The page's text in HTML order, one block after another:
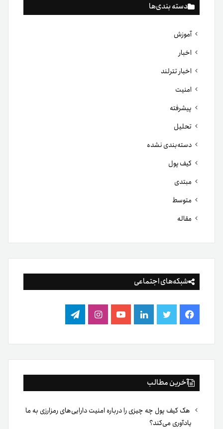
دسته بندی‌ها
آموزش
اخبار
اخبار تترلند
امنیت
پیشرفته
تحلیل
دسته‌بندی نشده
کیف پول
مبتدی
متوسط
مقاله
شبکه‌های اجتماعی
فیس
بوک
توییتر لینکدینیوتیوباینستاگرام
تلگرام
آخرین مطالب
هک کیف پول چه چیزی را درباره امنیت دارایی‌های رمزارزی به ما
یادآوری می‌کند؟